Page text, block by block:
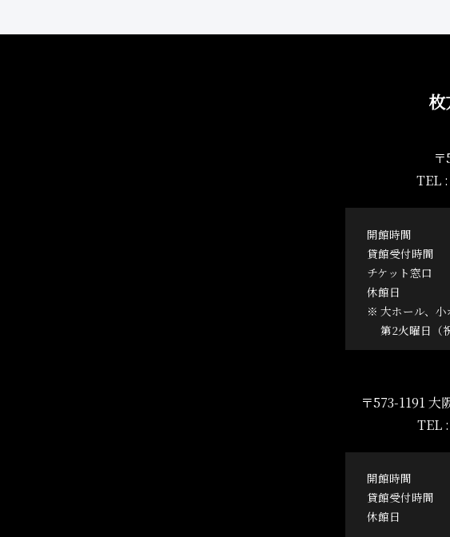
TEL
開館時間
貸館受付時間
チケット窓口
休館日
※ 大ホール、小
第2火曜日（
〒573-1191 大
TEL :
開館時間
貸館受付時間
休館日